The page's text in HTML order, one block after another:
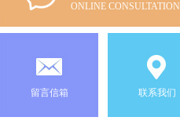
ONLINE CONSULTATION
留言信箱 联系我们